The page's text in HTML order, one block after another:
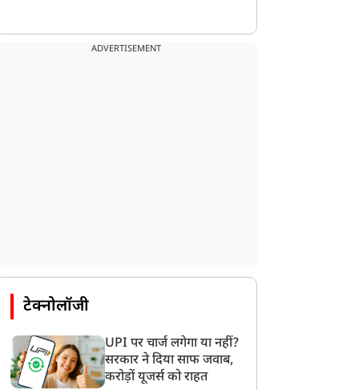
ADVERTISEMENT
टेक्नोलॉजी
UPI पर चार्ज लगेगा या नहीं?
सरकार ने दिया साफ जवाब,
करोड़ों यूजर्स को राहत